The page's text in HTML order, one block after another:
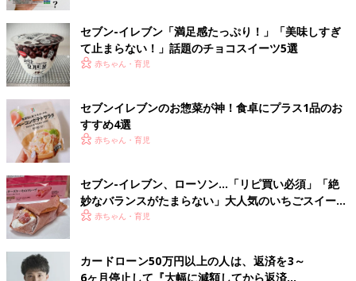
出典：Instagramアカウント「suusuu5946」
この画像のヘルシーランチを作ったsuuさん。材料は、セブンイ
たんだとか。セブンイレブンのタコスミートは大豆ミートででき
ていて、ヘルシーな上にとってもおいしんだそうですよ。タコス
ミートと温玉のおかげでドレッシングもいらず、ヘルシーな仕上
がりになるというのも◎
料理が面倒な時こそサラダ一品足しでヘルシーラン
チを！
セブン-イレブン「満足感たっぷり！」「美味しすぎ
て止まらない！」話題のチョコスイーツ5選
赤ちゃん・育児
セブンイレブンのお惣菜が神！食卓にプラス1品のお
すすめ4選
赤ちゃん・育児
セブン-イレブン、ローソン…「リピ買い必須」「絶
妙なバランスがたまらない」大人気のいちごスイーツ
4選赤ちゃん・育児
カードローン50万円以上の人は、返済を3～
6ヶ月停止して『大幅に減額してから返済...